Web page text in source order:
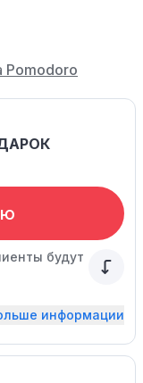
Pomodoro
будут
информации